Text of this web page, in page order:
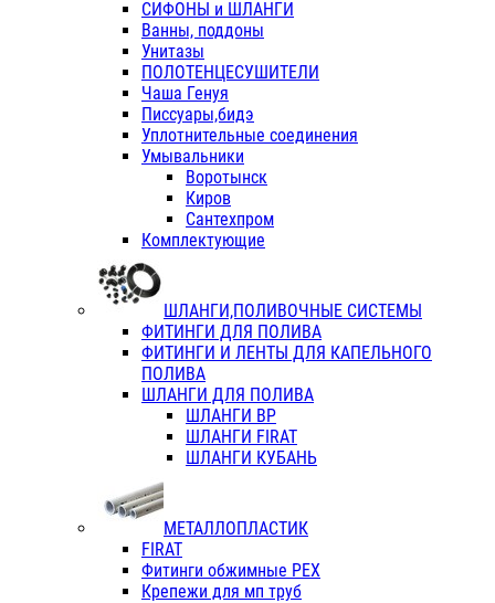
СИФОНЫ и ШЛАНГИ
Ванны, поддоны
Унитазы
ПОЛОТЕНЦЕСУШИТЕЛИ
Чаша Генуя
Писсуары,бидэ
Уплотнительные соединения
Умывальники
Воротынск
Киров
Сантехпром
Комплектующие
ШЛАНГИ,ПОЛИВОЧНЫЕ СИСТЕМЫ
ФИТИНГИ ДЛЯ ПОЛИВА
ФИТИНГИ И ЛЕНТЫ ДЛЯ КАПЕЛЬНОГО
ПОЛИВА
ШЛАНГИ ДЛЯ ПОЛИВА
ШЛАНГИ ВР
ШЛАНГИ FIRAT
ШЛАНГИ КУБАНЬ
МЕТАЛЛОПЛАСТИК
FIRAT
Фитинги обжимные PEX
Крепежи для мп труб